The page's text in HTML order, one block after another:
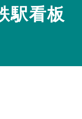
駅看板